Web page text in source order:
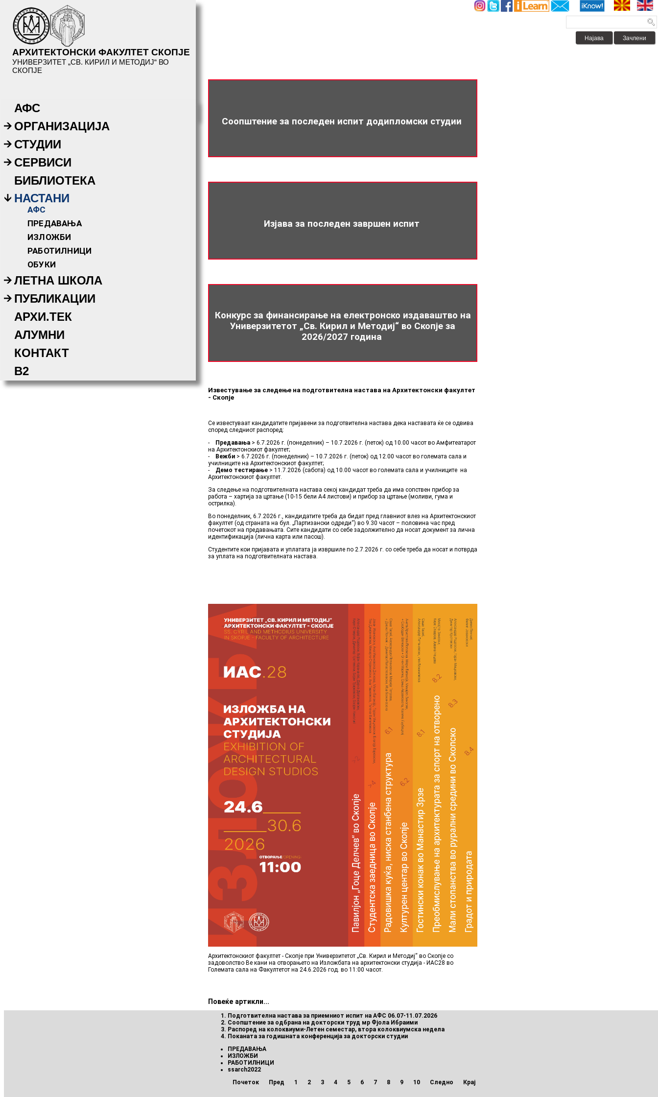
АРХИТЕКТОНСКИ ФАКУЛТЕТ СКОПЈЕ
УНИВЕРЗИТЕТ „СВ. КИРИЛ И МЕТОДИЈ“ ВО
СКОПЈЕ
АФС
ОРГАНИЗАЦИЈА
СТУДИИ
СЕРВИСИ
БИБЛИОТЕКА
НАСТАНИ
АФС
ПРЕДАВАЊА
ИЗЛОЖБИ
РАБОТИЛНИЦИ
ОБУКИ
ЛЕТНА ШКОЛА
ПУБЛИКАЦИИ
АРХИ.ТЕК
АЛУМНИ
КОНТАКТ
B2
Најава Зачлени
Соопштение за последен испит додипломски студии
Изјава за последен завршен испит
Конкурс за финансирање на електронско издаваштво на
Универзитетот „Св. Кирил и Методиј“ во Скопје за
2026/2027 година
Известување за следење на подготвителна настава на Архитектонски факултет
- Скопје
Се известуваат кандидатите пријавени за подготвителна настава дека наставата ќе се одвива
според следниот распоред:
-
Предавања > 6.7.2026 г. (понеделник) – 10.7.2026 г. (петок) од 10.00 часот во Амфитеатарот
на Архитектонскиот факултет;
-
Вежби > 6.7.2026 г. (понеделник) – 10.7.2026 г. (петок) од 12.00 часот во големата сала и
училниците на Архитектонскиот факултет;
- Демо тестирање > 11.7.2026 (сабота) од 10.00 часот во големата сала и училниците на
Архитектонскиот факултет.
За следење на подготвителната настава секој кандидат треба да има сопствен прибор за
работа – хартија за цртање (10-15 бели А4 листови) и прибор за цртање (моливи, гума и
острилка).
Во понеделник, 6.7.2026 г., кандидатите треба да бидат пред главниот влез на Архитектонскиот
факултет (од страната на бул. „Партизански одреди“) во 9.30 часот – половина час пред
почетокот на предавањата. Сите кандидати со себе задолжително да носат документ за лична
идентификација (лична карта или пасош).
Студентите кои пријавата и уплатата ја извршиле по 2.7.2026 г. со себе треба да носат и потврда
за уплата на подготвителната настава.
Архитектонскиот факултет - Скопје при Универзитетот „Св. Кирил и Методиј“ во Скопје со
задоволство Ве кани на отворањето на Изложбата на архитектонски студија - ИАС28 во
Големата сала на Факултетот на 24.6.2026 год. во 11:00 часот.
Повеќе артикли...
Подготвителна настава за приемниот испит на АФС 06.07-11.07.2026
Соопштение за одбрана на докторски труд мр Фјола Ибраими
Распоред на колоквиуми-Летен семестар, втора колоквиумска недела
Поканата за годишната конференција за докторски студии
ПРЕДАВАЊА
ИЗЛОЖБИ
РАБОТИЛНИЦИ
ssarch2022
Почеток
Пред 1 2 3 4 5 6 7 8 9 10 Следно Крај